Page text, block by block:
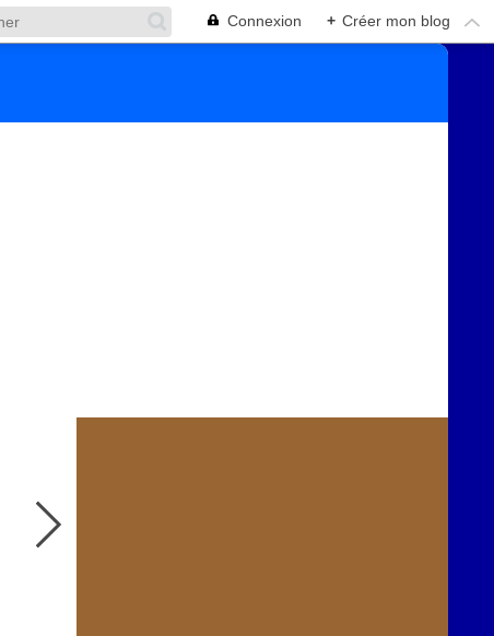
Connexion + Créer mon blog